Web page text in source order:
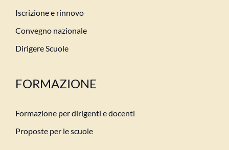
Iscrizione e rinnovo
Convegno nazionale
Dirigere Scuole
FORMAZIONE
Formazione per dirigenti e docenti
Proposte per le scuole